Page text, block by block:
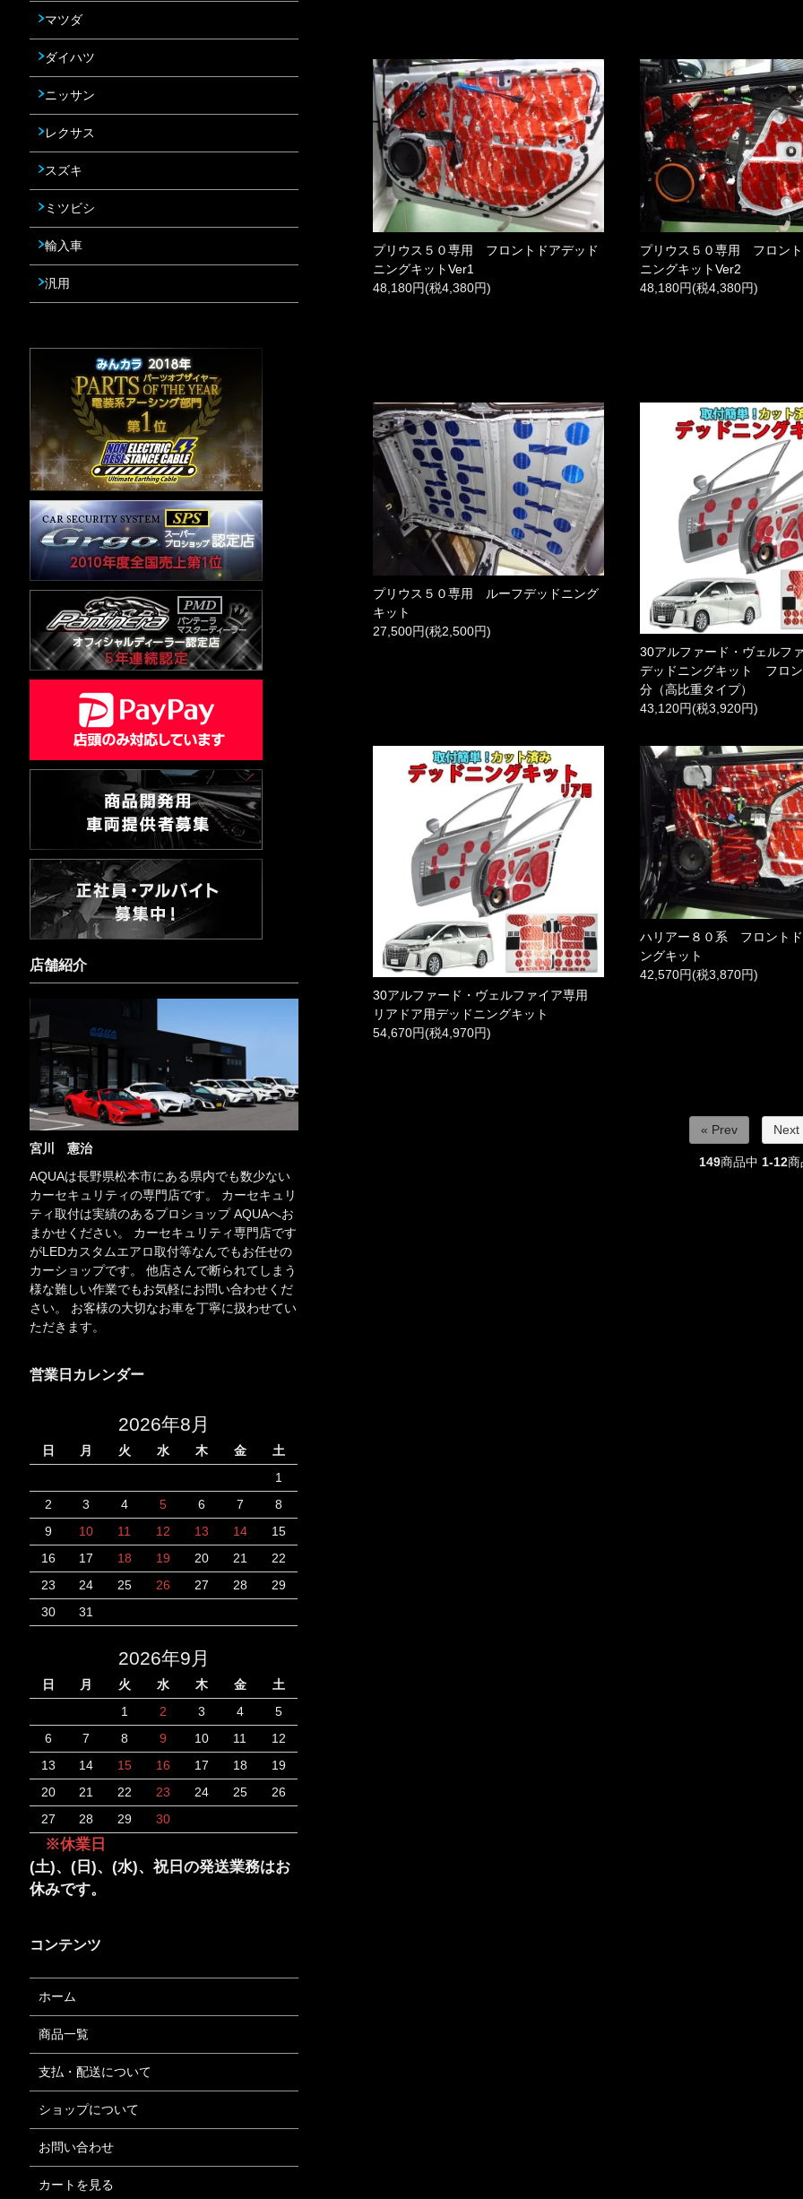
プリウス５０専用 フロントドアデッド
ニングキットVer1
48,180円(税4,380円)
プリウス５０専用 フロン
ニングキットVer2
48,180円(税4,380円)
プリウス５０専用 ルーフデッドニング
キット
27,500円(税2,500円)
30アルファード・ヴェル
デッドニングキット フロ
分（高比重タイプ）
43,120円(税3,920円)
30アルファード・ヴェルファイア専用
リアドア用デッドニングキット
54,670円(税4,970円)
ハリアー８０系 フロント
ングキット
42,570円(税3,870円)
« Prev Next
149商品中 1-12商
マツダ
ダイハツ
ニッサン
レクサス
スズキ
ミツビシ
輸入車
汎用
店舗紹介
宮川 憲治
AQUAは長野県松本市にある県内でも数少ない
カーセキュリティの専門店です。 カーセキュリ
ティ取付は実績のあるプロショップ AQUAへお
まかせください。 カーセキュリティ専門店です
がLEDカスタムエアロ取付等なんでもお任せの
カーショップです。 他店さんで断られてしまう
様な難しい作業でもお気軽にお問い合わせくだ
さい。 お客様の大切なお車を丁寧に扱わせてい
ただきます。
営業日カレンダー
2026年8月
日 月 火 水 木 金
土
1
2
3 4 5 6 7
8
9
10 11 12 13 14
15
16
17 18 19 20 21
22
23
24 25 26 27 28
29
30
31
2026年9月
日 月 火 水 木 金
土
1
2 3 4
5
6
7 8 9 10 11
12
13
14 15 16 17 18
19
20
21 22 23 24 25
26
27
28 29 30
※休業日
(土)、(日)、(水)、祝日の発送業務はお
休みです。
コンテンツ
ホーム
商品一覧
支払・配送について
ショップについて
お問い合わせ
カートを見る